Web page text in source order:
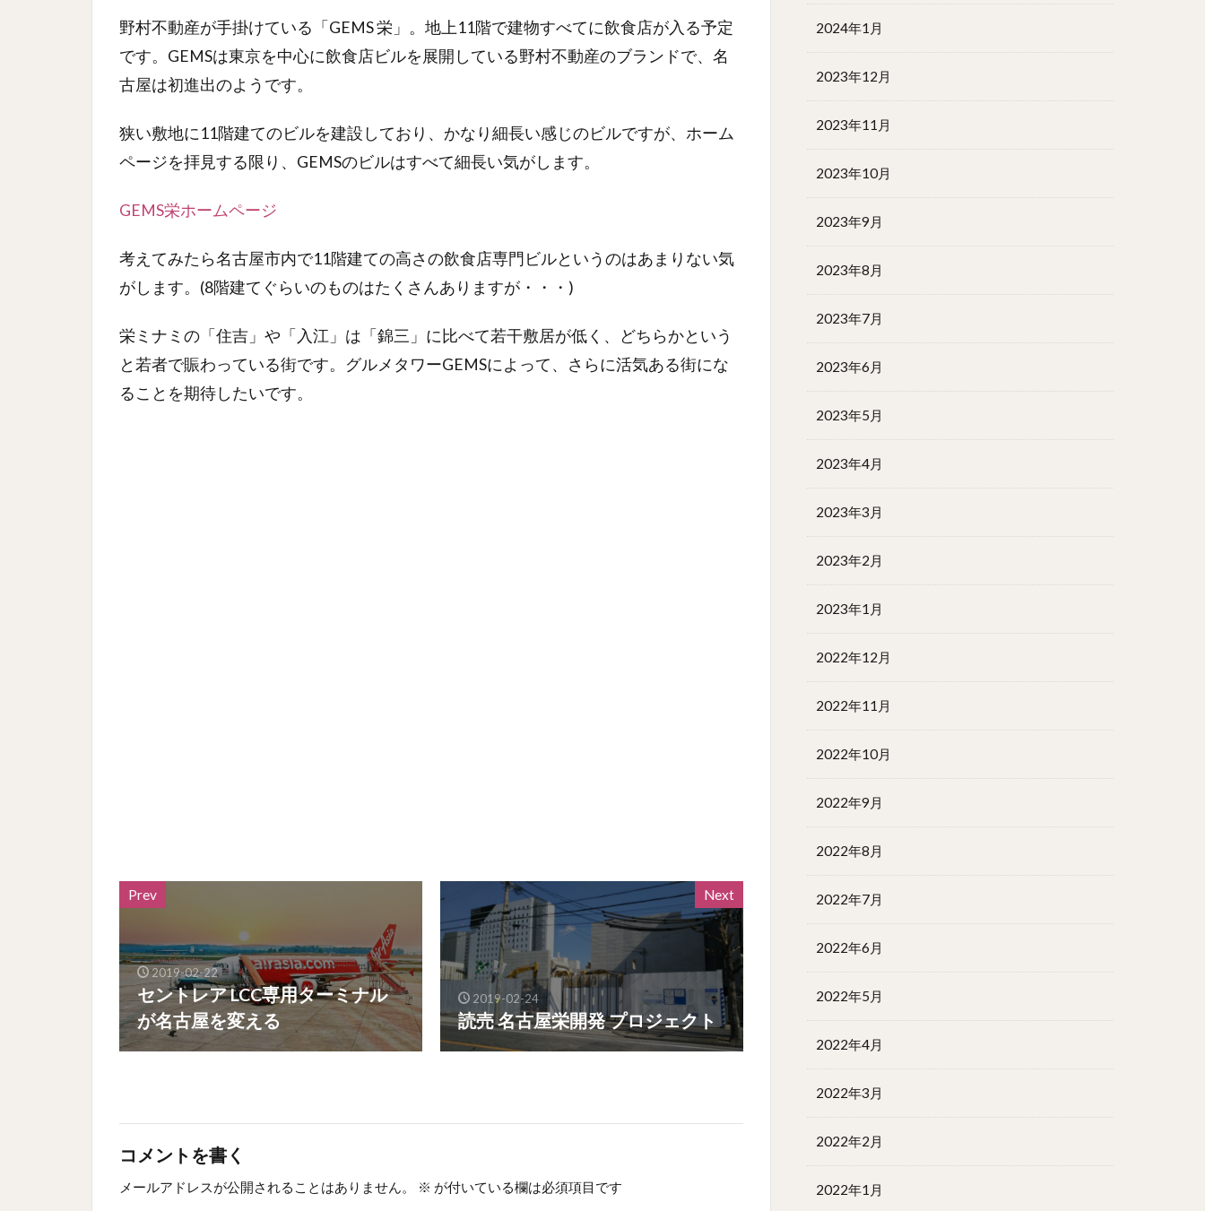
野村不動産が手掛けている「GEMS 栄」。地上11階で建物すべてに飲食店が入る予定
です。GEMSは東京を中心に飲食店ビルを展開している野村不動産のブランドで、名
古屋は初進出のようです。
狭い敷地に11階建てのビルを建設しており、かなり細長い感じのビルですが、ホーム
ページを拝見する限り、GEMSのビルはすべて細長い気がします。
GEMS栄ホームページ
考えてみたら名古屋市内で11階建ての高さの飲食店専門ビルというのはあまりない気
がします。(8階建てぐらいのものはたくさんありますが・・・)
栄ミナミの「住吉」や「入江」は「錦三」に比べて若干敷居が低く、どちらかという
と若者で賑わっている街です。グルメタワーGEMSによって、さらに活気ある街にな
ることを期待したいです。
Prev
2019-02-22
セントレア LCC専用ターミナル
が名古屋を変える
Next
2019-02-24
読売 名古屋栄開発 プロジェクト
コメントを書く
メールアドレスが公開されることはありません。 ※ が付いている欄は必須項目です
2024年1月
2023年12月
2023年11月
2023年10月
2023年9月
2023年8月
2023年7月
2023年6月
2023年5月
2023年4月
2023年3月
2023年2月
2023年1月
2022年12月
2022年11月
2022年10月
2022年9月
2022年8月
2022年7月
2022年6月
2022年5月
2022年4月
2022年3月
2022年2月
2022年1月